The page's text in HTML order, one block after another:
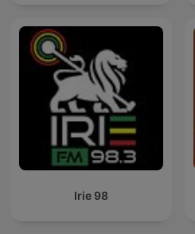
Irie 98